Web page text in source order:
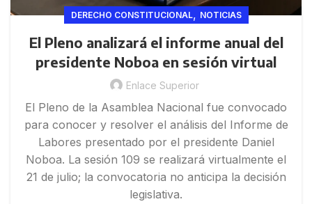
DERECHO CONSTITUCIONAL, NOTICIAS
El Pleno analizará el informe anual del
presidente Noboa en sesión virtual
Enlace Superior
El Pleno de la Asamblea Nacional fue convocado
para conocer y resolver el análisis del Informe de
Labores presentado por el presidente Daniel
Noboa. La sesión 109 se realizará virtualmente el
21 de julio; la convocatoria no anticipa la decisión
legislativa.